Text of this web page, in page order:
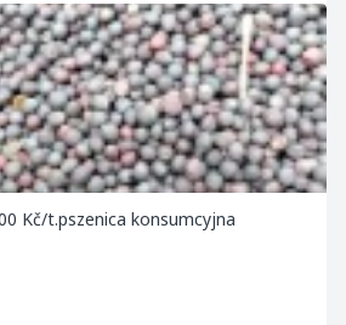
Kč/t.pszenica konsumcyjna